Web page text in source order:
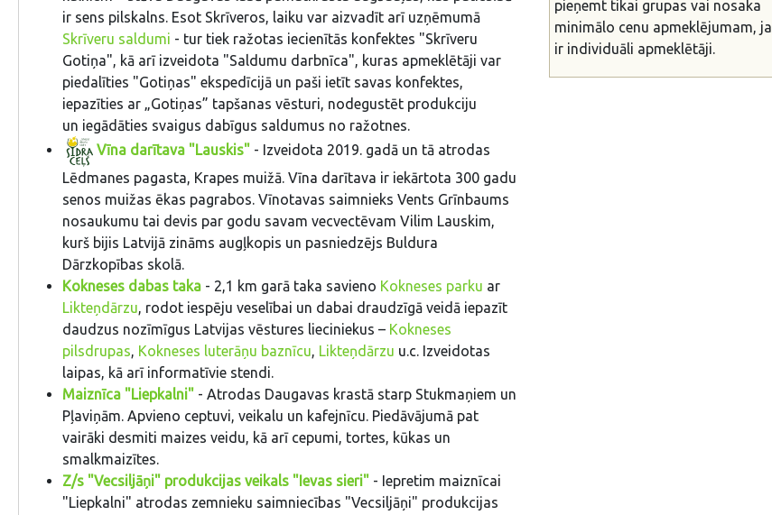
ir sens pilskalns. Esot Skrīveros, laiku var aizvadīt arī uzņēmumā
Skrīveru saldumi - tur tiek ražotas iecienītās konfektes "Skrīveru
Gotiņa", kā arī izveidota "Saldumu darbnīca", kuras apmeklētāji var
piedalīties "Gotiņas" ekspedīcijā un paši ietīt savas konfektes,
iepazīties ar „Gotiņas” tapšanas vēsturi, nodegustēt produkciju
un iegādāties svaigus dabīgus saldumus no ražotnes.
Vīna darītava "Lauskis" - Izveidota 2019. gadā un tā atrodas
Lēdmanes pagasta, Krapes muižā. Vīna darītava ir iekārtota 300 gadu
senos muižas ēkas pagrabos. Vīnotavas saimnieks Vents Grīnbaums
nosaukumu tai devis par godu savam vecvectēvam Vilim Lauskim,
kurš bijis Latvijā zināms augļkopis un pasniedzējs Buldura
Dārzkopības skolā.
Kokneses dabas taka - 2,1 km garā taka savieno Kokneses parku ar
Likteņdārzu, rodot iespēju veselībai un dabai draudzīgā veidā iepazīt
daudzus nozīmīgus Latvijas vēstures lieciniekus – Kokneses
pilsdrupas, Kokneses luterāņu baznīcu, Likteņdārzu u.c. Izveidotas
laipas, kā arī informatīvie stendi.
Maiznīca "Liepkalni" - Atrodas Daugavas krastā starp Stukmaņiem un
Pļaviņām. Apvieno ceptuvi, veikalu un kafejnīcu. Piedāvājumā pat
vairāki desmiti maizes veidu, kā arī cepumi, tortes, kūkas un
smalkmaizītes.
Z/s "Vecsiljāņi" produkcijas veikals "Ievas sieri" - Iepretim maiznīcai
"Liepkalni" atrodas zemnieku saimniecības "Vecsiljāņi" produkcijas
pieņemt tikai grupas vai nosaka
minimālo cenu apmeklējumam, ja
ir individuāli apmeklētāji.